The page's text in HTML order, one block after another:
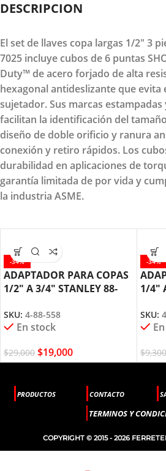
DESCRIPCION
El set de llaves copa largas 1/2" 3
7025 incluye cubos de 6 puntas
Duty™ de acero forjado de alta
hexagonal antideslizante que evita
sujetador. Sus marcas
facilitan la identificación del
diseño de doble orificio y ranura
conexión y retiro rápidos. Los
durabilidad en aplicaciones de
garantía limitada de por vida y
la industria ASME.
-34%
ADAPTADOR PARA COPAS
1/2″ A 3/4″ STANLEY 88-
SKU: 4-88-558
En stock
$29,000 $19,000
-34%
1/4″
SKU:
$9,300
PRODUCTOS CONTACTO
TERMINOS Y
COPYRIGHT © 2015 - 2026